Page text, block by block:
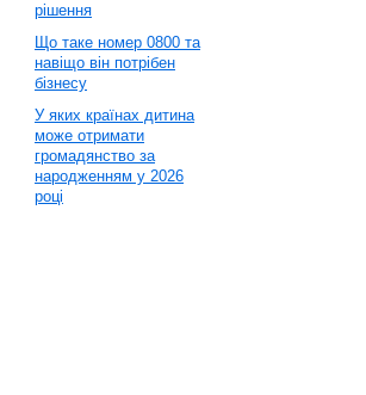
рішення
Що таке номер 0800 та
навіщо він потрібен
бізнесу
У яких країнах дитина
може отримати
громадянство за
народженням у 2026
році